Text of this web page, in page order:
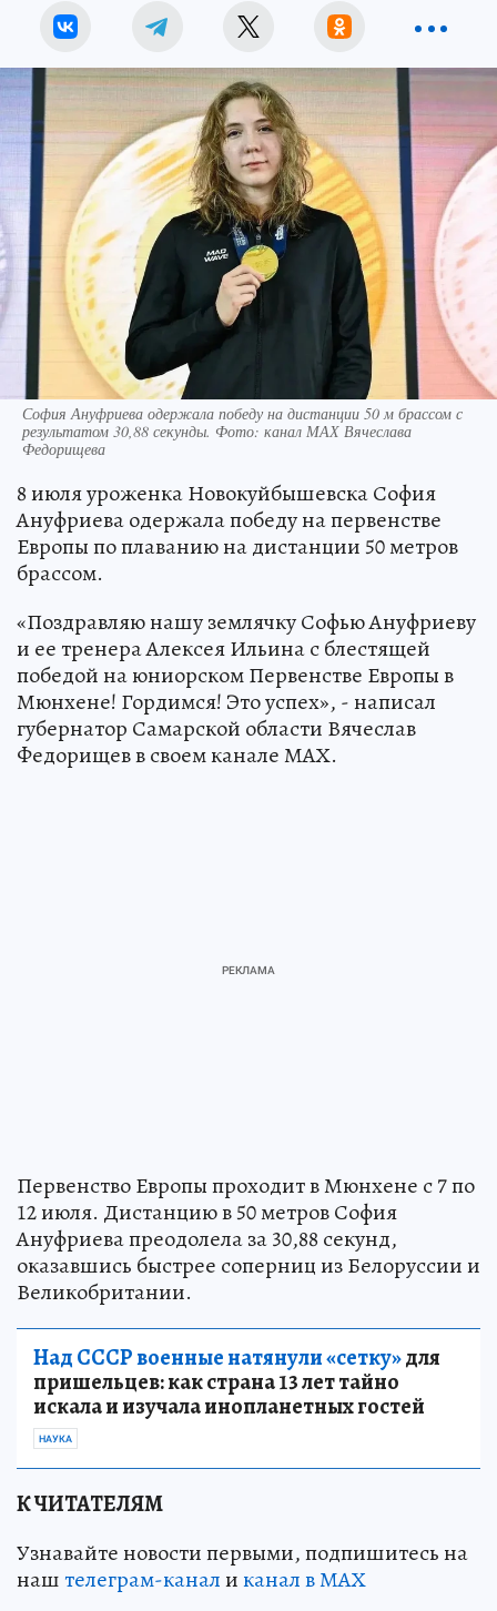
София Ануфриева одержала победу на дистанции 50 м брассом с
результатом 30,88 секунды. Фото: канал МАХ Вячеслава
Федорищева
8 июля уроженка Новокуйбышевска София
Ануфриева одержала победу на первенстве
Европы по плаванию на дистанции 50 метров
брассом.
«Поздравляю нашу землячку Софью Ануфриеву
и ее тренера Алексея Ильина с блестящей
победой на юниорском Первенстве Европы в
Мюнхене! Гордимся! Это успех», - написал
губернатор Самарской области Вячеслав
Федорищев в своем канале МАХ.
Первенство Европы проходит в Мюнхене с 7 по
12 июля. Дистанцию в 50 метров София
Ануфриева преодолела за 30,88 секунд,
оказавшись быстрее соперниц из Белоруссии и
Великобритании.
Над СССР военные натянули «сетку»для
пришельцев: как страна 13 лет тайно
искала и изучала инопланетных гостей
НАУКА
К ЧИТАТЕЛЯМ
Узнавайте новости первыми, подпишитесь на
наштелеграм-каналиканал в МАХ